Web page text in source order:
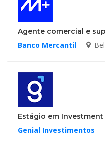
Agente comercial e
Banco Mercantil
Estágio em
Genial Investimentos